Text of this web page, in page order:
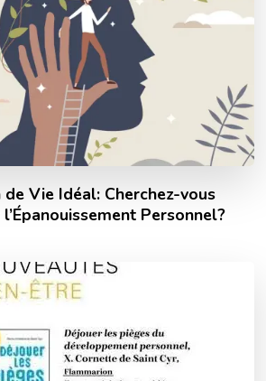
Vie Idéal: Cherchez-vous
Personnel?